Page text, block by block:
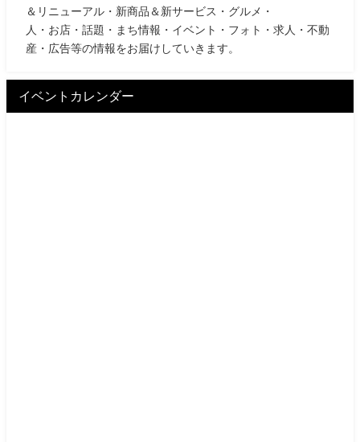
＆リニューアル・新商品＆新サービス・グルメ・
人・お店・話題・まち情報・イベント・フォト・求人・不動
産・広告等の情報をお届けしていきます。
イベントカレンダー